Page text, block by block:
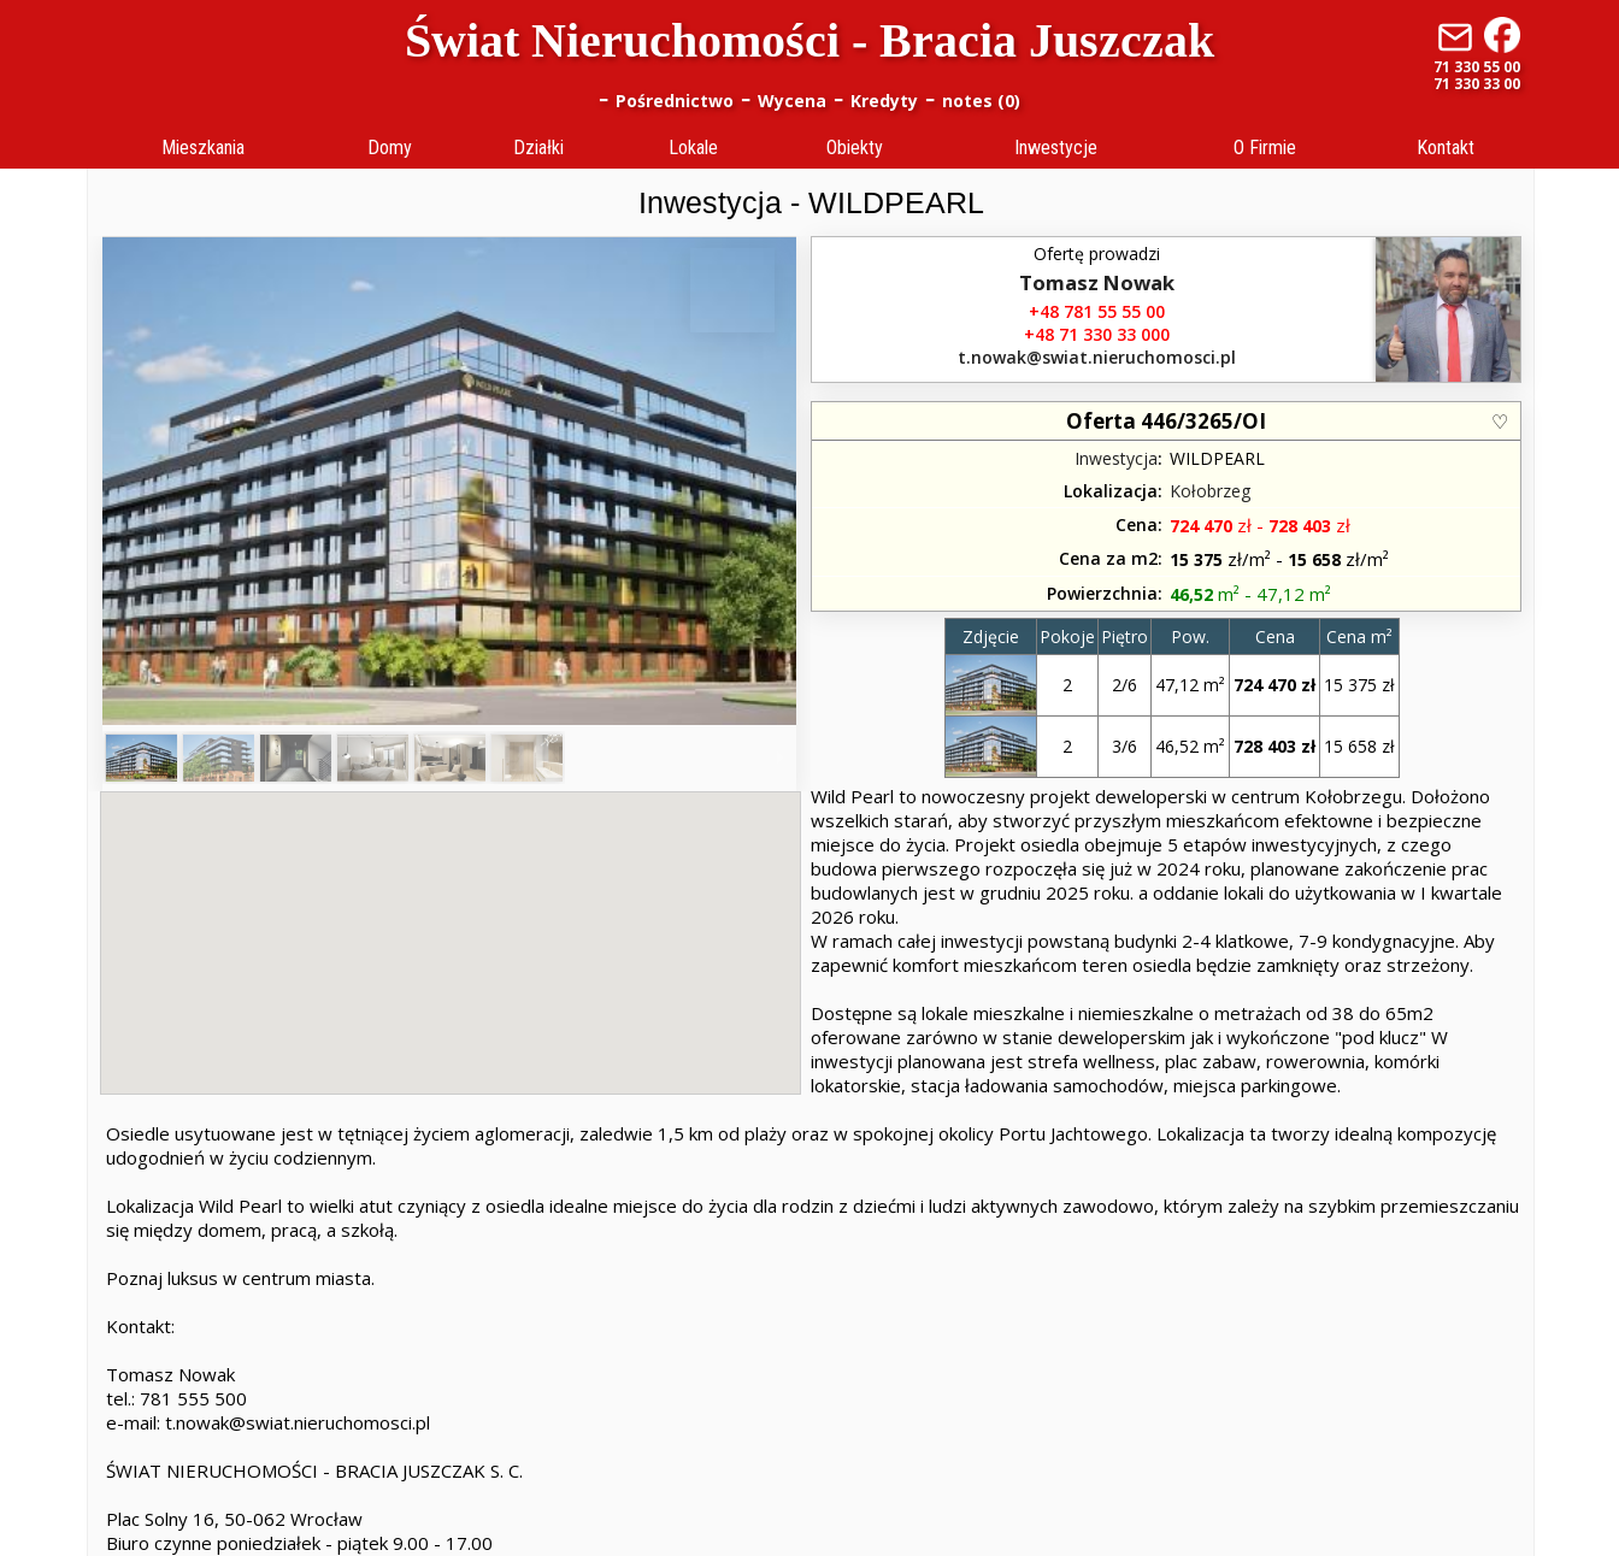
71 330 55 00
71 330 33 00
Świat Nieruchomości - Bracia Juszczak
- Pośrednictwo - Wycena- Kredyty - notes (0)
Mieszkania Domy Działki Lokale Obiekty Inwestycje O Firmie Kontakt
Inwestycja - WILDPEARL
Ofertę prowadzi
Tomasz Nowak
+48 781 55 55 00
+48 71 330 33 000
t.nowak​@swiat.nieruchomosci.pl
Oferta 446/3265/OI
Inwestycja WILDPEARL
Lokalizacja
Kołobrzeg
Cena
724 470 zł - 728 403 zł
Cena za m2 15 375 zł/m² - 15 658 zł/m²
Powierzchnia 46,52 m² - 47,12 m²
Zdjęcie Pokoje Piętro Pow. Cena Cena m²
2 2/6 47,12 m² 724 470 zł 15 375 zł
2 3/6 46,52 m² 728 403 zł 15 658 zł
Wild Pearl to nowoczesny projekt deweloperski w centrum Kołobrzegu. Dołożono
wszelkich starań, aby stworzyć przyszłym mieszkańcom efektowne i bezpieczne
miejsce do życia. Projekt osiedla obejmuje 5 etapów inwestycyjnych, z czego
budowa pierwszego rozpoczęła się już w 2024 roku, planowane zakończenie prac
budowlanych jest w grudniu 2025 roku. a oddanie lokali do użytkowania w I kwartale
2026 roku.
W ramach całej inwestycji powstaną budynki 2-4 klatkowe, 7-9 kondygnacyjne. Aby
zapewnić komfort mieszkańcom teren osiedla będzie zamknięty oraz strzeżony.
Dostępne są lokale mieszkalne i niemieszkalne o metrażach od 38 do 65m2
oferowane zarówno w stanie deweloperskim jak i wykończone "pod klucz" W
inwestycji planowana jest strefa wellness, plac zabaw, rowerownia, komórki
lokatorskie, stacja ładowania samochodów, miejsca parkingowe.
Osiedle usytuowane jest w tętniącej życiem aglomeracji, zaledwie 1,5 km od plaży oraz w spokojnej okolicy Portu Jachtowego. Lokalizacja ta tworzy idealną kompozycję
udogodnień w życiu codziennym.
Lokalizacja Wild Pearl to wielki atut czyniący z osiedla idealne miejsce do życia dla rodzin z dziećmi i ludzi aktywnych zawodowo, którym zależy na szybkim przemieszczaniu
się między domem, pracą, a szkołą.
Poznaj luksus w centrum miasta.
Kontakt:
Tomasz Nowak
tel.: 781 555 500
e-mail: t.nowak@swiat.nieruchomosci.pl
ŚWIAT NIERUCHOMOŚCI - BRACIA JUSZCZAK S. C.
Plac Solny 16, 50-062 Wrocław
Biuro czynne poniedziałek - piątek 9.00 - 17.00